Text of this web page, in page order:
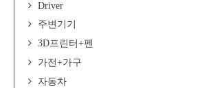
Driver
주변기기
3D프린터+펜
가전+가구
자동차